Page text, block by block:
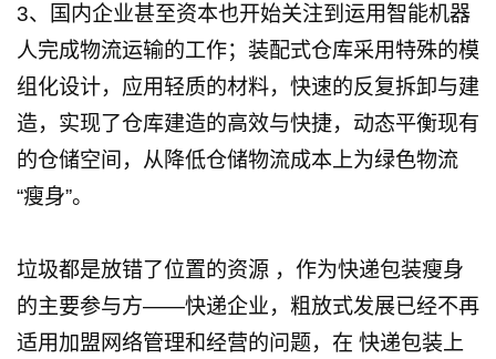
3、国内企业甚至资本也开始关注到运用智能机器
人完成物流运输的工作；装配式仓库采用特殊的模
组化设计，应用轻质的材料，快速的反复拆卸与建
造，实现了仓库建造的高效与快捷，动态平衡现有
的仓储空间，从降低仓储物流成本上为绿色物流
“瘦身”。
垃圾都是放错了位置的资源 ，作为快递包装瘦身
的主要参与方——快递企业，粗放式发展已经不再
适用加盟网络管理和经营的问题，在 快递包装上